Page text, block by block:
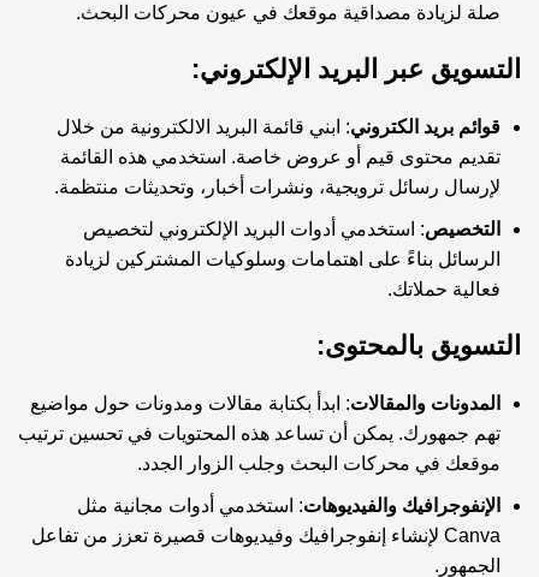
صلة لزيادة مصداقية موقعك في عيون محركات البحث.
التسويق عبر البريد الإلكتروني:
قوائم بريد الكتروني: ابني قائمة البريد الالكترونية من خلال
تقديم محتوى قيم أو عروض خاصة. استخدمي هذه القائمة
لإرسال رسائل ترويجية، ونشرات أخبار، وتحديثات منتظمة.
التخصيص: استخدمي أدوات البريد الإلكتروني لتخصيص
الرسائل بناءً على اهتمامات وسلوكيات المشتركين لزيادة
فعالية حملاتك.
التسويق بالمحتوى:
المدونات والمقالات: ابدأ بكتابة مقالات ومدونات حول مواضيع
تهم جمهورك. يمكن أن تساعد هذه المحتويات في تحسين ترتيب
موقعك في محركات البحث وجلب الزوار الجدد.
الإنفوجرافيك والفيديوهات: استخدمي أدوات مجانية مثل
Canva لإنشاء إنفوجرافيك وفيديوهات قصيرة تعزز من تفاعل
الجمهور.